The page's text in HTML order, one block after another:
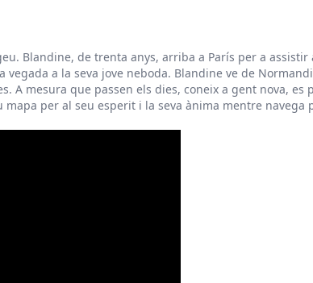
Blandine, de trenta anys, arriba a París per a
a la seva jove neboda. Blandine ve de
A mesura que passen els dies, coneix a gent nova,
per al seu esperit i la seva ànima mentre